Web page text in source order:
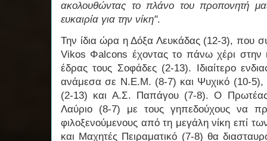
ακολουθώντας το πλάνο του προπονητή
ευκαιρία για την νίκη".
Την ίδια ώρα η Δόξα Λευκάδας (12-3), που
Vikos Φalcons έχοντας το πάνω χέρι στην
έδρας τους Σοφάδες (2-13). Ιδιαίτερο
ανάμεσα σε Ν.Ε.Μ. (8-7) και Ψυχικό (10-5),
(2-13) και Α.Σ. Παπάγου (7-8). Ο Πρωτέας
Λαύριο (8-7) με τους γηπεδούχους να
φιλοξενούμενους από τη μεγάλη νίκη επί
και Μαχητές Πειραματικό (7-8) θα